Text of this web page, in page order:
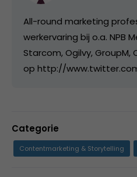
All-round marketing
werkervaring bij o.a. NPB
Starcom, Ogilvy,
op http://
Categorie
Contentmarketing & Storytelling